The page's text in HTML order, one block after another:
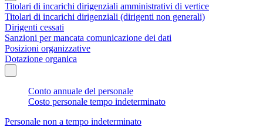
Titolari di incarichi dirigenziali amministrativi di vertice
Titolari di incarichi dirigenziali (dirigenti non generali)
Dirigenti cessati
Sanzioni per mancata comunicazione dei dati
Posizioni organizzative
Dotazione organica
Conto annuale del personale
Costo personale tempo indeterminato
Personale non a tempo indeterminato